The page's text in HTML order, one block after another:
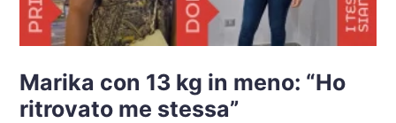
Marika con 13 kg in meno: “Ho
ritrovato me stessa”